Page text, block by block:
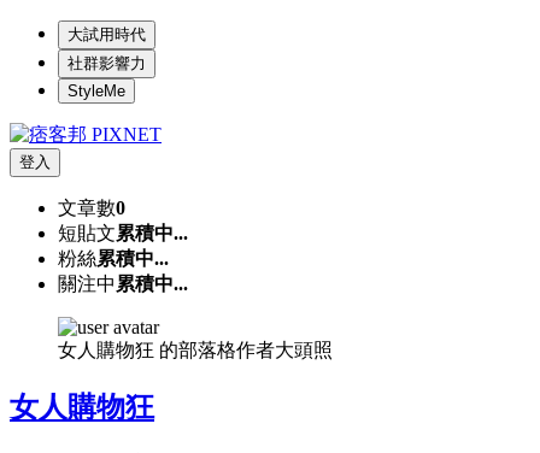
大試用時代
社群影響力
StyleMe
登入
文章數0
短貼文累積中...
粉絲累積中...
關注中 累積中...
女人購物狂 的部落格作者大頭照
女人購物狂